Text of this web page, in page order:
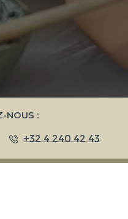
NOUS :
+32 4 240 42 43